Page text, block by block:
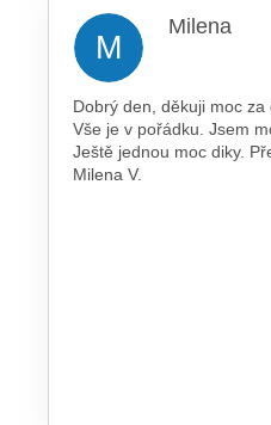
M
Milena
Dobrý den, děkuji moc za
Vše je v pořádku. Jsem
Ještě jednou moc diky.
Milena V.